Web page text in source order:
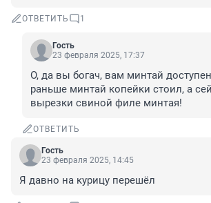
ОТВЕТИТЬ 1
Гость
23 февраля 2025, 17:37
О, да вы богач, вам минтай
раньше минтай копейки стоил, а
вырезки свиной филе минтая!
ОТВЕТИТЬ
Гость
23 февраля 2025, 14:45
Я давно на курицу перешёл